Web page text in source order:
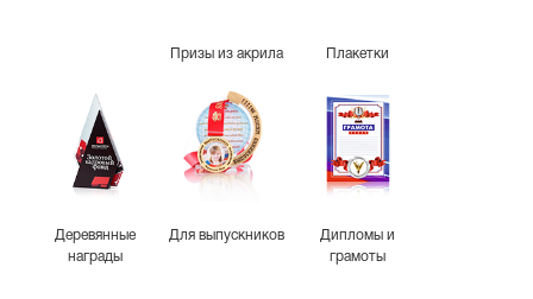
Призы из акрила Плакетки
Деревянные
награды
Для выпускников
Дипломы и
грамоты